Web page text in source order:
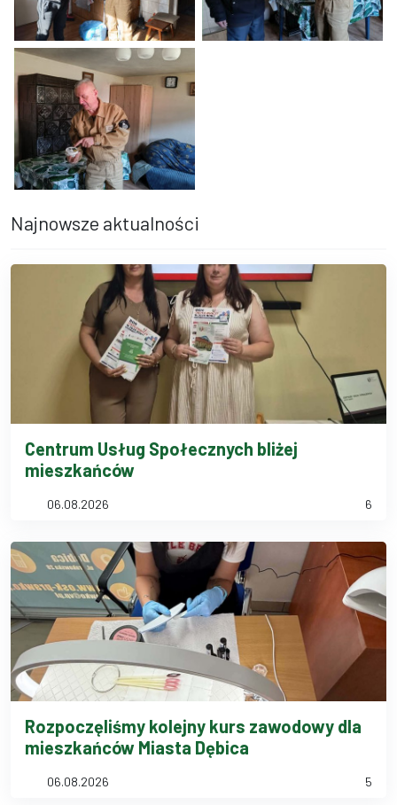
Dwie osoby stały w szarym pokoju - jedna w czarnym stroju z
Najnowsze aktualności
Centrum Usług Społecznych bliżej
mieszkańców
06.08.2026 6
Rozpoczęliśmy kolejny kurs zawodowy dla
mieszkańców Miasta Dębica
06.08.2026 5